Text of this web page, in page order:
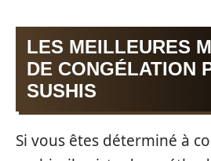
LES MEILLEURES
DE CONGÉLATION
SUSHIS
Si vous êtes déterminé à